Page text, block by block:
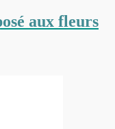
aux fleurs